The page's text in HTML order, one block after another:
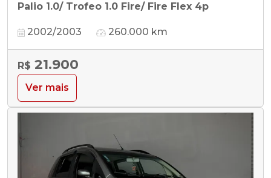
Palio 1.0/ Trofeo 1.0 Fire/ Fire Flex 4p
2002/2003 260.000 km
R$ 21.900
Ver mais